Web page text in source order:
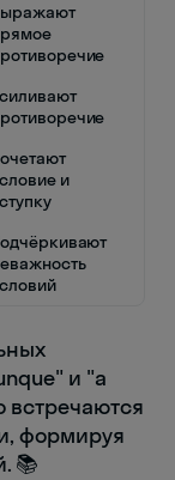
и
и "a
встречаются
формируя
📚